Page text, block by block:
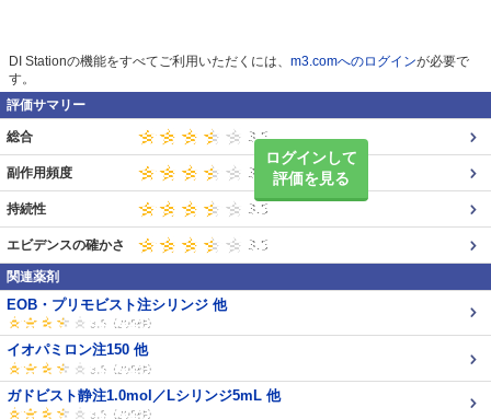
DI Stationの機能をすべてご利用いただくには、 m3.comへのログインが必要で
す。
評価サマリー
ログインして
評価を見る
総合
副作用頻度
持続性
エビデンスの確かさ
関連薬剤
EOB・プリモビスト注シリンジ 他
イオパミロン注150 他
ガドビスト静注1.0mol／Lシリンジ5mL 他